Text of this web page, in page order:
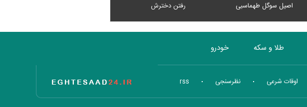
اصیل سوگل طهماسبی
رفتن دخترش
طلا و سکه خودرو
منهای اقتصاد تاریخ اقتصاد اوقات شرعی نظرسنجی rss